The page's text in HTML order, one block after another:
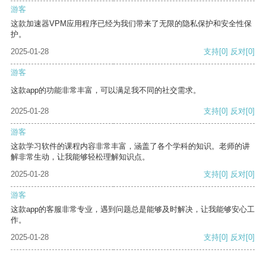
游客
这款加速器VPM应用程序已经为我们带来了无限的隐私保护和安全性保
护。
2025-01-28
支持[0] 反对[0]
游客
这款app的功能非常丰富，可以满足我不同的社交需求。
2025-01-28 支持[0] 反对[0]
游客
这款学习软件的课程内容非常丰富，涵盖了各个学科的知识。老师的讲
解非常生动，让我能够轻松理解知识点。
2025-01-28
支持[0] 反对[0]
游客
这款app的客服非常专业，遇到问题总是能够及时解决，让我能够安心工
作。
2025-01-28
支持[0] 反对[0]